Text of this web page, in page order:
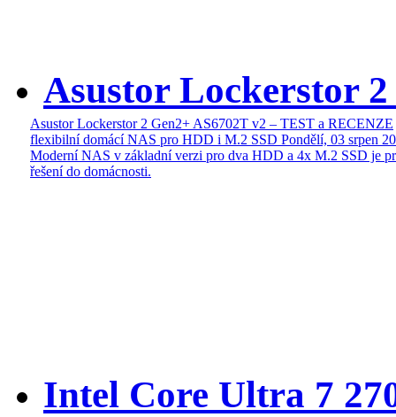
Asustor Lockerstor
Asustor Lockerstor 2 Gen2+ AS6702T v2 – TEST a RECENZE
flexibilní domácí NAS pro HDD i M.2 SSD Pondělí, 03 srpen
Moderní NAS v základní verzi pro dva HDD a 4x M.2 SSD je
řešení do domácnosti.
Intel Core Ultra 7